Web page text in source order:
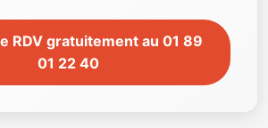
RDV gratuitement au 01 89
01 22 40